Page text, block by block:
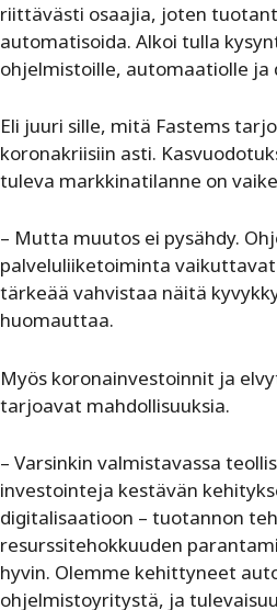
riittävästi osaajia, joten
automatisoida. Alkoi tulla
ohjelmistoille, automaatiolle ja
Eli juuri sille, mitä Fastems
koronakriisiin asti.
tuleva markkinatilanne on
– Mutta muutos ei pysähdy.
palveluliiketoiminta
tärkeää vahvistaa näitä
huomauttaa.
Myös koronainvestoinnit ja
tarjoavat mahdollisuuksia.
– Varsinkin valmistavassa
investointeja kestävän
digitalisaatioon – tuotannon
resurssitehokkuuden
hyvin. Olemme kehittyneet
ohjelmistoyritystä, ja